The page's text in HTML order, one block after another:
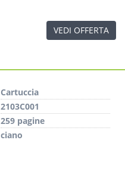
VEDI OFFERTA
Cartuccia
2103C001
259 pagine
ciano